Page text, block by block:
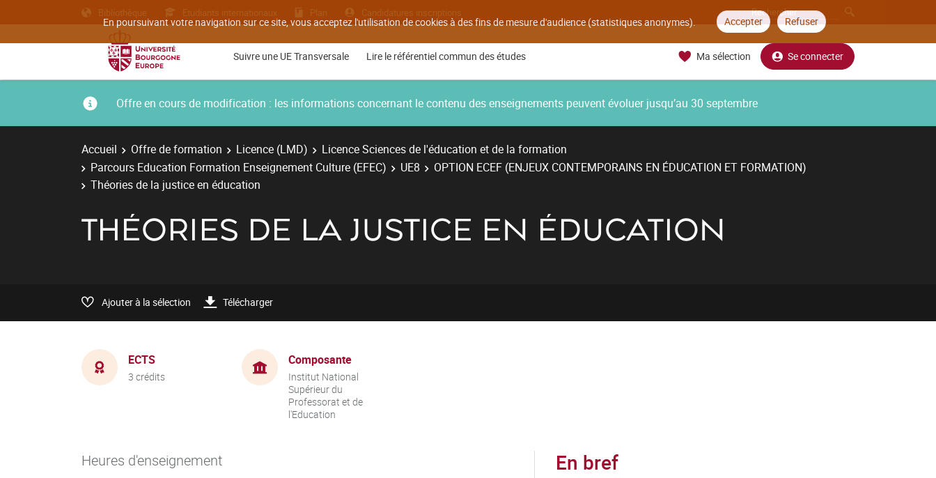
En poursuivant votre navigation sur ce site, vous acceptez l'utilisation de cookies à des fins de mesure d'audience (statistiques anonymes). Accepter Refuser
Bibliothèque Etudiants internationaux Plan Candidatures inscriptions
Suivre une UE Transversale Lire le référentiel commun des études Ma sélection Se connecter
Offre en cours de modification : les informations concernant le contenu des enseignements peuvent évoluer jusqu’au 30 septembre
Accueil Offre de formation Licence (LMD)
Licence Sciences de l'éducation et de la formation
Parcours Education Formation Enseignement Culture (EFEC)
UE8
OPTION ECEF (ENJEUX CONTEMPORAINS EN ÉDUCATION ET FORMATION)
Théories de la justice en éducation
THÉORIES DE LA JUSTICE EN ÉDUCATION
Ajouter à la sélection Télécharger
ECTS
3 crédits
Composante
Institut National
Supérieur du
Professorat et de
l'Education
Heures d'enseignement En bref